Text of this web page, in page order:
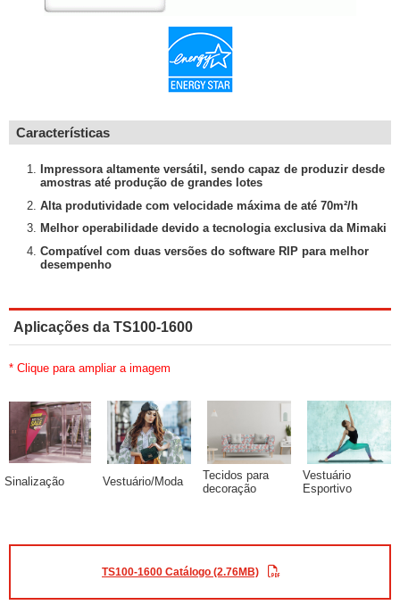
Características
Impressora altamente versátil, sendo capaz de produzir desde
amostras até produção de grandes lotes
Alta produtividade com velocidade máxima de até 70m²/h
Melhor operabilidade devido a tecnologia exclusiva da Mimaki
Compatível com duas versões do software RIP para melhor
desempenho
Aplicações da TS100-1600
* Clique para ampliar a imagem
Sinalização Vestuário/Moda
Tecidos para
decoração
Vestuário
Esportivo
TS100-1600 Catálogo (2.76MB)